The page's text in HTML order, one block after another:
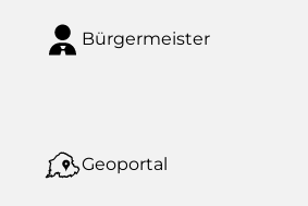
Bürgermeister
Geoportal